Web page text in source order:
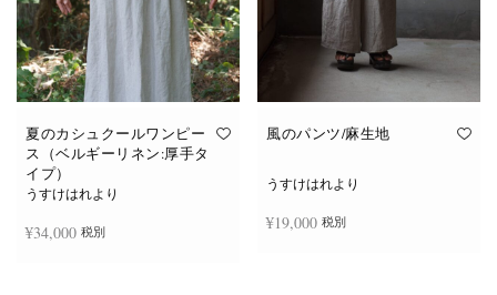
夏のカシュクールワンピー
ス（ベルギーリネン:厚手タ
イプ）
うすけはれより
¥34,000 税別
風のパンツ/麻生地
うすけはれより
¥19,000 税別